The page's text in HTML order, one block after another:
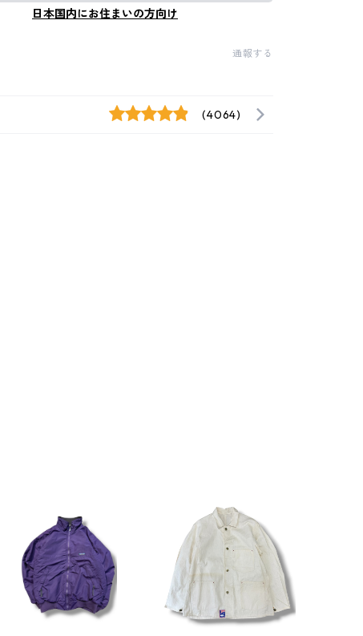
日本国内にお住まいの方向け
通報する
(4064)